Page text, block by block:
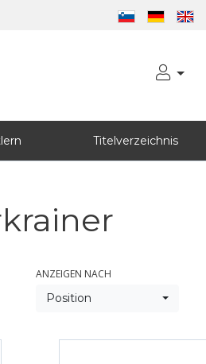
Titelverzeichnis
ANZEIGEN NACH
Position